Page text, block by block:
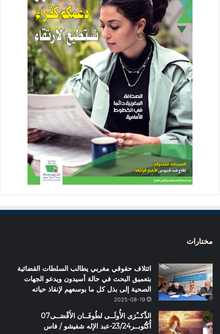
مختارات
ائتلاف حقوقي مغربي يطالب السلطات القضائية
بتعميق البحث في حالة أسيدون ويدعو الجهات
الصحية إلى بذل كل ما بوسعهم لإنقاذ حياته
2025-08-19
الذِّكــْرَى الأُولَــى لطُوفَــان الأَقْصَــى07
أُكْتُوبــر23/24-عبد الإله شفيشو / فاس